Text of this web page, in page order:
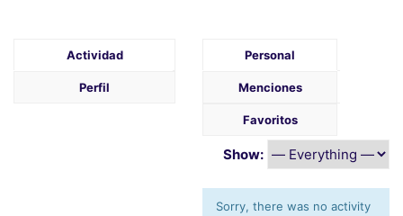
Actividad
Perfil
Personal
Menciones
Favoritos
Show:
Sorry, there was no activity